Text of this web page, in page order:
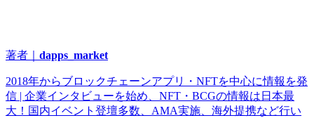
著者｜ dapps_market
2018年からブロックチェーンアプリ・NFTを中心に情報を発
信 | 企業インタビューを始め、NFT・BCGの情報は日本最
大！国内イベント登壇多数、AMA実施、海外提携など行い